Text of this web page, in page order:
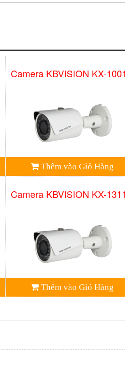
Camera KBVISION KX-
Thêm vào Giỏ Hàng
Camera KBVISION KX-
Thêm vào Giỏ Hàng